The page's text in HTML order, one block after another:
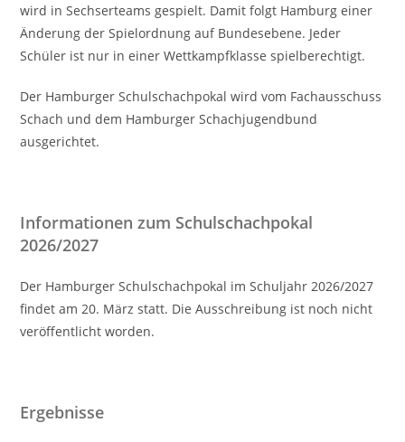
wird in Sechserteams gespielt. Damit folgt Hamburg einer
Änderung der Spielordnung auf Bundesebene. Jeder
Schüler ist nur in einer Wettkampfklasse spielberechtigt.
Der Hamburger Schulschachpokal wird vom Fachausschuss
Schach und dem Hamburger Schachjugendbund
ausgerichtet.
Informationen zum Schulschachpokal
2026/2027
Der Hamburger Schulschachpokal im Schuljahr 2026/2027
findet am 20. März statt. Die Ausschreibung ist noch nicht
veröffentlicht worden.
Ergebnisse